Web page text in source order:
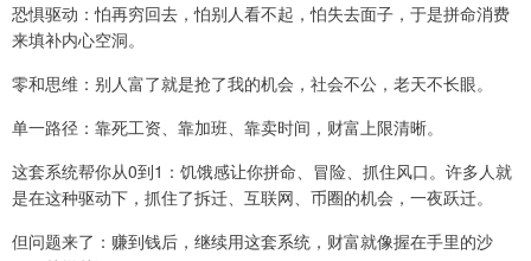
恐惧驱动：怕再穷回去，怕别人看不起，怕失去面子，于是拼命消费
来填补内心空洞。
零和思维：别人富了就是抢了我的机会，社会不公，老天不长眼。
单一路径：靠死工资、靠加班、靠卖时间，财富上限清晰。
这套系统帮你从0到1：饥饿感让你拼命、冒险、抓住风口。许多人就
是在这种驱动下，抓住了拆迁、互联网、币圈的机会，一夜跃迁。
但问题来了：赚到钱后，继续用这套系统，财富就像握在手里的沙